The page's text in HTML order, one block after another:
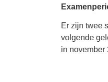
Er zijn twee
volgende
in november